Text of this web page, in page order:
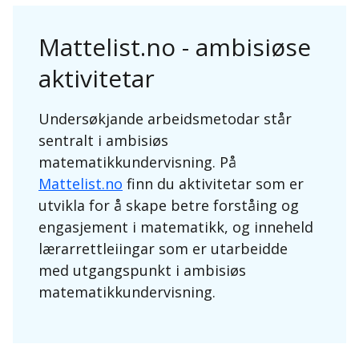
Mattelist.no - ambisiøse
aktivitetar
Undersøkjande arbeidsmetodar står
sentralt i ambisiøs
matematikkundervisning. På
Mattelist.no finn du aktivitetar som er
utvikla for å skape betre forståing og
engasjement i matematikk, og inneheld
lærarrettleiingar som er utarbeidde
med utgangspunkt i ambisiøs
matematikkundervisning.